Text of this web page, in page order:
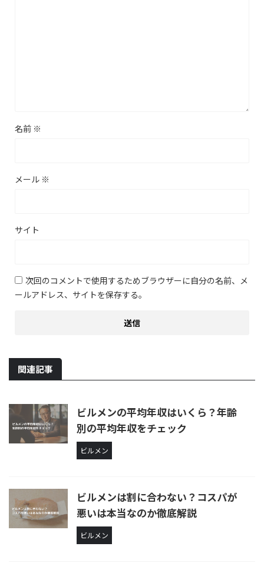
名前 ※
メール ※
サイト
次回のコメントで使用するためブラウザーに自分の名前、メ
ールアドレス、サイトを保存する。
関連記事
ビルメンの平均年収はいくら？年齢
別の平均年収をチェック
ビルメン
ビルメンは割に合わない？コスパが
悪いは本当なのか徹底解説
ビルメン